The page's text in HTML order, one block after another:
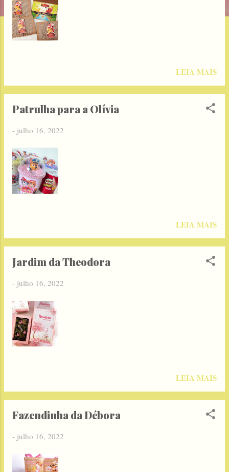
LEIA MAIS
Patrulha para a Olívia
- julho 16, 2022
LEIA MAIS
Jardim da Theodora
- julho 16, 2022
LEIA MAIS
Fazendinha da Débora
- julho 16, 2022